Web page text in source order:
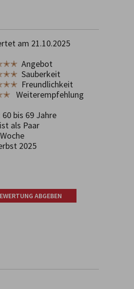
am 21.10.2025
Angebot
Sauberkeit
Freundlichkeit
Weiterempfehlung
bis 69 Jahre
als Paar
2025
ABGEBEN